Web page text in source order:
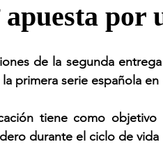
apuesta
de la segunda
primera serie española en
tiene como objetivo
durante el ciclo de